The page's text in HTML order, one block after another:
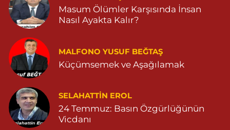
0 (538) 054 41 55 Yol Tarifi Al
Huzur Eczanesi
GÜL MAHALLESİ VATAN CADDE NO:4A 04825912517
0 (482) 591 25 17 Yol Tarifi Al
Dara Eczanesi
NUR MAHALLESİ VALİ OZAN CADDESİ DIŞ KAPI NO:122G
DEVLET HASTANESİ KARŞISI (DİYARBAKIR YOLU CEPHESİ)
04822125304
Masum Ölümler Karşısında İnsan
Nasıl Ayakta Kalır?
MALFONO YUSUF BEĞTAŞ
Küçümsemek ve Aşağılamak
SELAHATTIN EROL
24 Temmuz: Basın Özgürlüğünün
Vicdanı